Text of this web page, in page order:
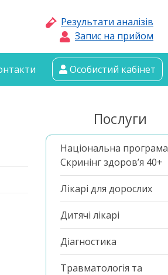
Результати аналізів
Запис на прийом
Особистий кабінет
Послуги
Національна програма
Скринінг здоров’я 40+
Лікарі для дорослих
Дитячі лікарі
Діагностика
Травматологія та